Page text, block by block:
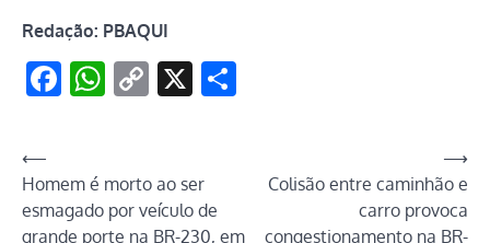
Redação: PBAQUI
Facebook
WhatsApp
Copy
X
Navegação
de
Post
⟵
Homem é morto ao ser
esmagado por veículo de
grande porte na BR-230, em
Colisão entre caminhão e
carro provoca
congestionamento na BR-
⟶